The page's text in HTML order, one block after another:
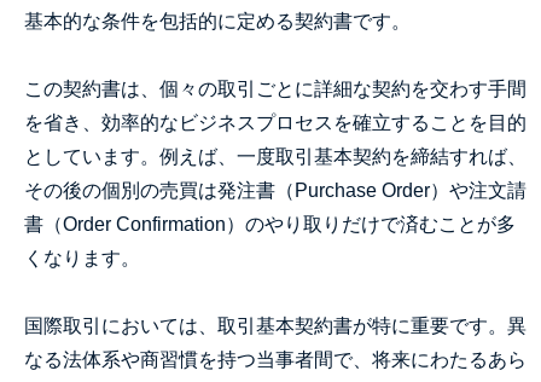
基本的な条件を包括的に定める契約書です。
この契約書は、個々の取引ごとに詳細な契約を交わす手間
を省き、効率的なビジネスプロセスを確立することを目的
としています。例えば、一度取引基本契約を締結すれば、
その後の個別の売買は発注書（Purchase Order）や注文請
書（Order Confirmation）のやり取りだけで済むことが多
くなります。
国際取引においては、取引基本契約書が特に重要です。異
なる法体系や商習慣を持つ当事者間で、将来にわたるあら